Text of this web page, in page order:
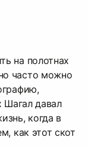
на полотнах
часто можно
Шагал давал
когда в
как этот скот